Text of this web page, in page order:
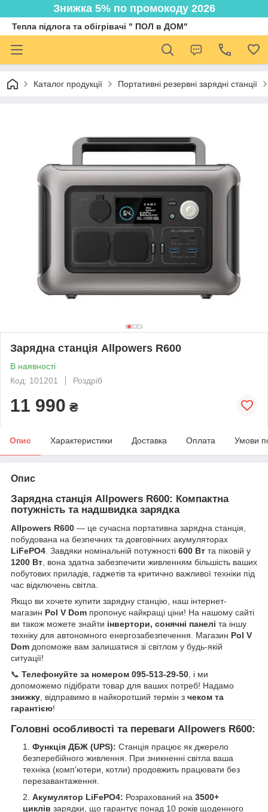
Знижка 5% по промокоду 2026
Тепла підлога та обігрівачі " ПОЛ в ДОМ"
Каталог продукції Портативні резервні зарядні станції
Зарядна станція Allpowers R600
В наявності
Код: 101201
Роздріб
11 990 ₴
Опис Характеристики Доставка Оплата Умови
Опис
Зарядна станція Allpowers R600: Компактна
потужність та надшвидка зарядка
Allpowers R600 — це сучасна портативна зарядна станція,
побудована на безпечних та довговічних акумуляторах
LiFePO4 . Завдяки номінальній потужності 600 Вт та піковій у
1200 Вт , вона здатна забезпечити живленням більшість ваших
побутових приладів, гаджетів та критично важливої техніки під
час відключень світла.
Якщо ви хочете купити зарядну станцію, наш інтернет-
магазин Pol V Dom пропонує найкращі ціни! На нашому сайті
ви також можете знайти інвертори, сонячні панелі та іншу
техніку для автономного енергозабезпечення. Магазин Pol V
Dom допоможе вам залишатися зі світлом у будь-якій
ситуації!
📞 Телефонуйте за номером 095-513-29-50 , і ми
допоможемо підібрати товар для ваших потреб! Надамо
знижку , відправимо в найкоротший термін з чеком та
гарантією!
Головні особливості та переваги Allpowers R600:
Функція ДБЖ (UPS): Станція працює як джерело
безперебійного живлення. При зникненні світла ваша
техніка (комп'ютери, котли) продовжить працювати без
перезавантаження.
Акумулятор LiFePO4: Розрахований на 3500+
циклів зарядки, що гарантує понад 10 років щоденного